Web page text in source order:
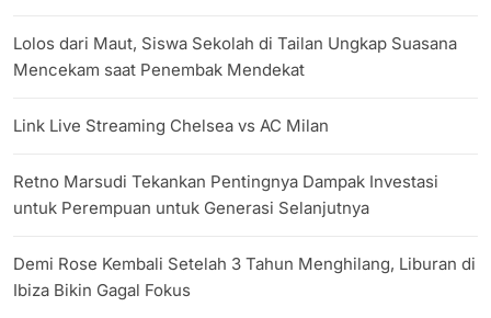
Lolos dari Maut, Siswa Sekolah di Tailan Ungkap Suasana
Mencekam saat Penembak Mendekat
Link Live Streaming Chelsea vs AC Milan
Retno Marsudi Tekankan Pentingnya Dampak Investasi
untuk Perempuan untuk Generasi Selanjutnya
Demi Rose Kembali Setelah 3 Tahun Menghilang, Liburan di
Ibiza Bikin Gagal Fokus